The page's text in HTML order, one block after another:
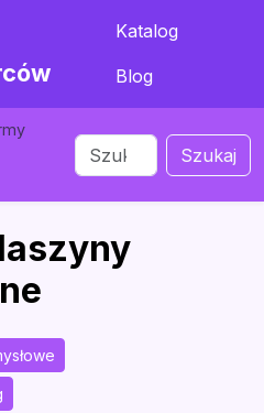
Katalog
Blog
Szukaj